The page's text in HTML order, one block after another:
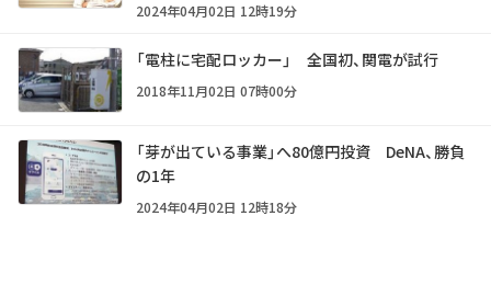
2024年04月02日 12時19分
「電柱に宅配ロッカー」 全国初、関電が試行
2018年11月02日 07時00分
「芽が出ている事業」へ80億円投資 DeNA、勝負
の1年
2024年04月02日 12時18分